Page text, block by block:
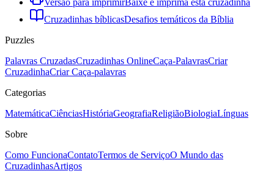
Versão para imprimirBaixe e imprima esta cruzadinha
Cruzadinhas bíblicasDesafios temáticos da Bíblia
Puzzles
Palavras CruzadasCruzadinhas OnlineCaça-PalavrasCriar
CruzadinhaCriar Caça-palavras
Categorias
MatemáticaCiênciasHistóriaGeografiaReligiãoBiologiaLínguas
Sobre
Como FuncionaContatoTermos de ServiçoO Mundo das
CruzadinhasArtigos